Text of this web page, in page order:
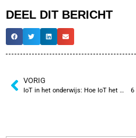
DEEL DIT BERICHT
VORIG
IoT in het onderwijs: Hoe IoT het slimme onderwijs van morgen vormgeeft